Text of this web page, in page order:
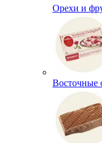
Орехи и
Восточные